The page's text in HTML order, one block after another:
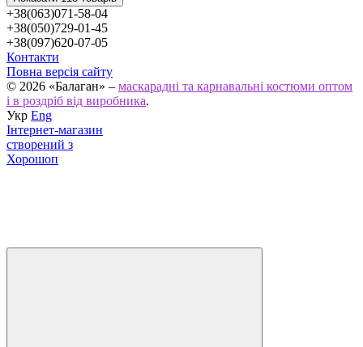
+38(063)071-58-04
+38(050)729-01-45
+38(097)620-07-05
Контакти
Повна версія сайту
© 2026 «Балаган» – маскарадні та карнавальні костюми оптом
і в роздріб від виробника.
Укр Eng
Інтернет-магазин
створений з
Хорошоп